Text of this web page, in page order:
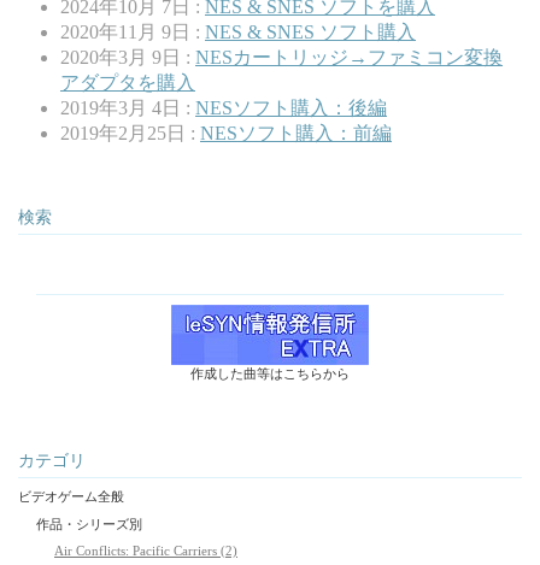
2024年10月 7日 : NES & SNES ソフトを購入
2020年11月 9日 : NES & SNES ソフト購入
2020年3月 9日 : NESカートリッジ→ファミコン変換
アダプタを購入
2019年3月 4日 : NESソフト購入：後編
2019年2月25日 : NESソフト購入：前編
検索
作成した曲等はこちらから
カテゴリ
ビデオゲーム全般
作品・シリーズ別
Air Conflicts: Pacific Carriers (2)